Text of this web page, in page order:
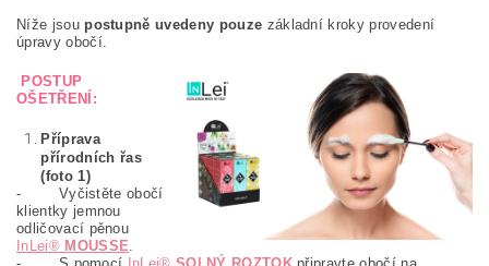
Níže jsou postupně uvedeny pouze základní kroky provedení
úpravy obočí.
POSTUP
OŠETŘENÍ:
Příprava
přírodních řas
(foto 1)
- Vyčistěte obočí
klientky jemnou
odličovací pěnou
InLei® MOUSSE.